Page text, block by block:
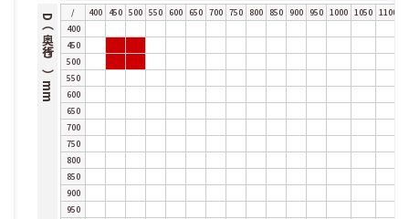
D（奥行き）mm
/ 400 450 500 550 600 650 700 750 800 850 900 950 1000 1050 1100
400
450
500
550
600
650
700
750
800
850
900
950